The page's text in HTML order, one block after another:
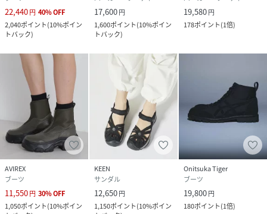
22,440円 40%OFF
2,040ポイント(10%ポイン
トバック)
17,600円
1,600ポイント(10%ポイン
トバック)
19,580円
178ポイント(1倍)
AVIREX
ブーツ
11,550円 30%OFF
1,050ポイント(10%ポイン
KEEN
サンダル
12,650円
1,150ポイント(10%ポイン
Onitsuka Tiger
ブーツ
19,800円
180ポイント(1倍)